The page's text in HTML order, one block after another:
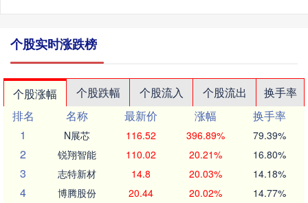
个股实时涨跌榜
个股涨幅 个股跌幅 个股流入 个股流出
换手率
排名
名称 最新价 涨幅
换手率
1
N展芯 116.52 396.89% 79.39%
2 锐翔智能 110.02 20.21% 16.80%
3 志特新材 14.8 20.03% 14.18%
4 博腾股份 20.44 20.02% 14.77%